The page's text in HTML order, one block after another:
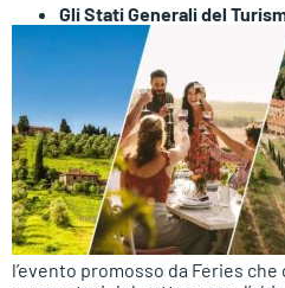
Gli Stati Generali del
l’evento promosso da Feries